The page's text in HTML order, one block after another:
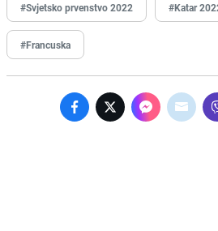
#Svjetsko prvenstvo 2022 #Katar
#Francuska